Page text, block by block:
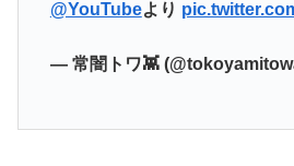
@YouTubeより
— 常闇トワ👾